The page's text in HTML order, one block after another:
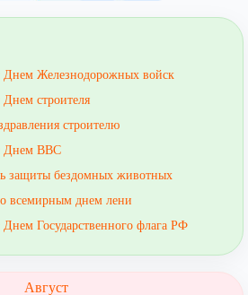
Днем Железнодорожных войск
строителя
строителю
Днем ВВС
защиты бездомных животных
всемирным днем лени
Днем Государственного флага РФ
Август